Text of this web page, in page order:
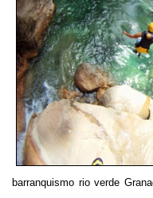
barranquismo rio verde